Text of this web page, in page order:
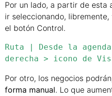
Por un lado, a partir de esta
ir seleccionando,
el botón Control.
Ruta | Desde la
derecha > icono de
Por otro, los negocios
forma manual. Lo que